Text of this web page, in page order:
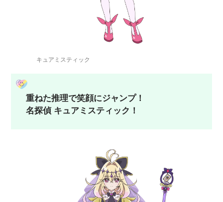
キュアミスティック
重ねた推理で笑顔にジャンプ！
名探偵 キュアミスティック！